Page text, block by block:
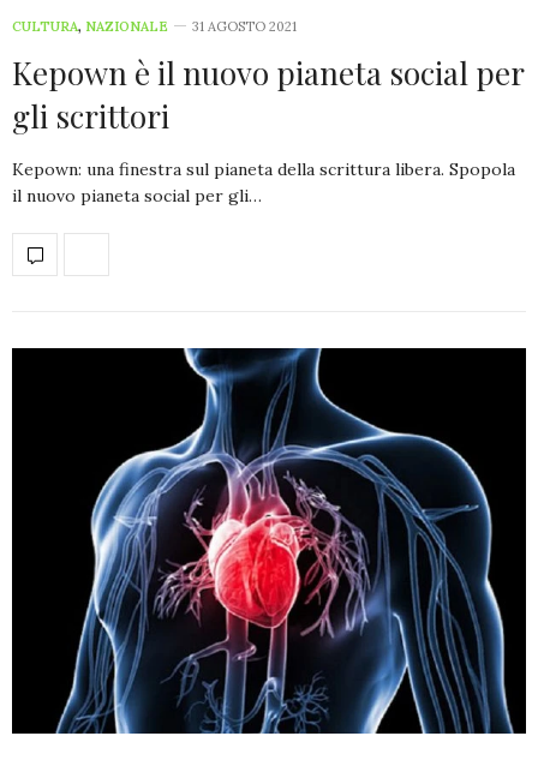
CULTURA, NAZIONALE 31 AGOSTO 2021
Kepown è il nuovo pianeta social per
gli scrittori
Kepown: una finestra sul pianeta della scrittura libera. Spopola
il nuovo pianeta social per gli…